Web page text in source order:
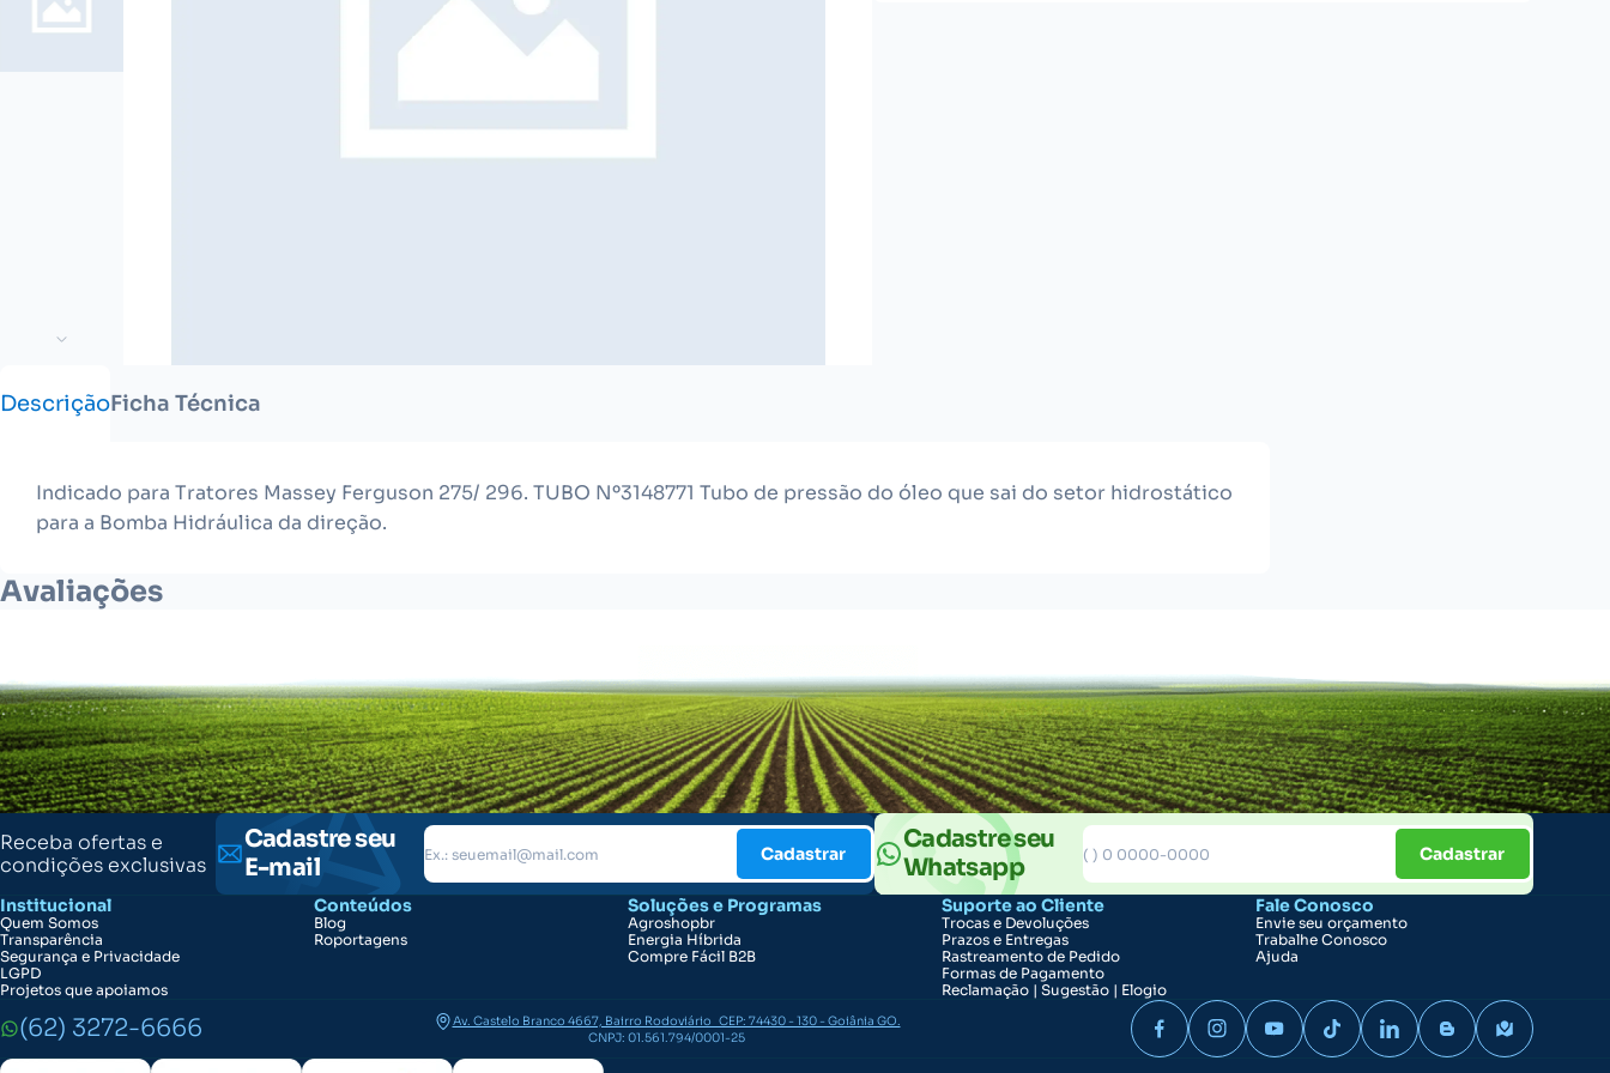
DescriçãoFicha Técnica
Indicado para Tratores Massey Ferguson 275/ 296. TUBO Nº3148771 Tubo de pressão do óleo que sai do setor hidrostático
para a Bomba Hidráulica da direção.
Avaliações
Receba ofertas e
condições exclusivas
Cadastre seu
E-mail
Cadastrar
Cadastre seu
Whatsapp
Cadastrar
Institucional
Quem Somos
Transparência
Segurança e Privacidade
LGPD
Projetos que apoiamos
Conteúdos
Blog
Roportagens
Soluções e Programas
Agroshopbr
Energia Híbrida
Compre Fácil B2B
Suporte ao Cliente
Trocas e Devoluções
Prazos e Entregas
Rastreamento de Pedido
Formas de Pagamento
Reclamação | Sugestão | Elogio
Fale Conosco
Envie seu orçamento
Trabalhe Conosco
Ajuda
(62) 3272-6666
Av. Castelo Branco 4667, Bairro Rodoviário CEP: 74430 - 130 - Goiânia GO.
CNPJ: 01.561.794/0001-25